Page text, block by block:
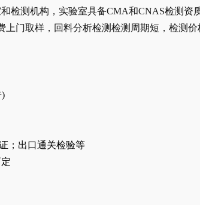
检测机构，实验室具备CMA和CNAS检测资
门取样，回料分析检测检测周期短，检测价
)
；出口通关检验等